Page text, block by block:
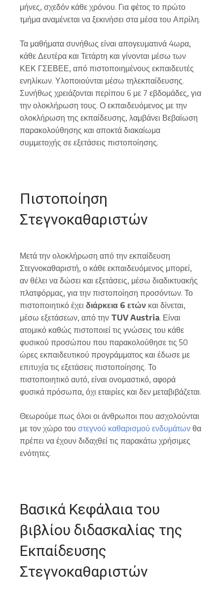
μήνες, σχεδόν κάθε χρόνου. Για φέτος το πρώτο
τμήμα αναμένεται να ξεκινήσει στα μέσα του Απρίλη.
Τα μαθήματα συνήθως είναι απογευματινά 4ωρα,
κάθε Δευτέρα και Τετάρτη και γίνονται μέσω των
ΚΕΚ ΓΣΕΒΕΕ, από πιστοποιημένους εκπαιδευτές
ενηλίκων. Υλοποιούνται μέσω τηλεκπαίδευσης.
Συνήθως χρειάζονται περίπου 6 με 7 εβδομάδες, για
την ολοκλήρωση τους. Ο εκπαιδευόμενος με την
ολοκλήρωση της εκπαίδευσης, λαμβάνει Βεβαίωση
παρακολούθησης και αποκτά διακαίωμα
συμμετοχής σε εξετάσεις πιστοποίησης.
Πιστοποίηση
Στεγνοκαθαριστών
Μετά την ολοκλήρωση από την εκπαίδευση
Στεγνοκαθαριστή, ο κάθε εκπαιδευόμενος μπορεί,
αν θέλει να δώσει και εξετάσεις, μέσω διαδικτυακής
πλατφόρμας, για την πιστοποίηση προσόντων. Το
πιστοποιητικό έχει διάρκεια 6 ετών και δίνεται,
μέσω εξετάσεων, από την TUV Austria. Είναι
ατομικό καθώς πιστοποιεί τις γνώσεις του κάθε
φυσικού προσώπου που παρακολούθησε τις 50
ώρες εκπαιδευτικού προγράμματος και έδωσε με
επιτυχία τις εξετάσεις πιστοποίησης. Το
πιστοποιητικό αυτό, είναι ονομαστικό, αφορά
φυσικά πρόσωπα, όχι εταιρίες και δεν μεταβιβάζεται.
Θεωρούμε πως όλοι οι άνθρωποι που ασχολούνται
με τον χώρο του στεγνού καθαρισμού ενδυμάτων θα
πρέπει να έχουν διδαχθεί τις παρακάτω χρήσιμες
ενότητες.
Βασικά Κεφάλαια του
βιβλίου διδασκαλίας της
Εκπαίδευσης
Στεγνοκαθαριστών